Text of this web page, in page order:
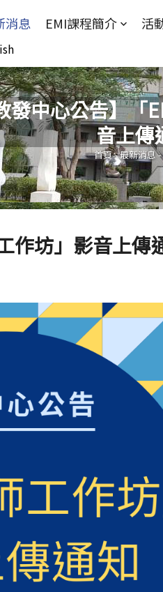
消息 EMI課程簡介 活
發中心公告】「
音上傳
您在
首頁-最新消息-
作坊」影音上傳